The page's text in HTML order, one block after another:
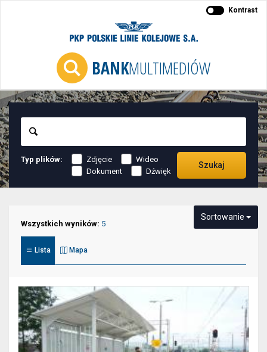
BANKMULTIMEDIÓW
Kontrast
Typ plików: Zdjęcie
Wideo
Dokument
Dźwięk
Szukaj
elementy
służące
filtrowania
wyników
wyszukiwania
Wszystkich wyników: 5
Lista Mapa
Sortowanie